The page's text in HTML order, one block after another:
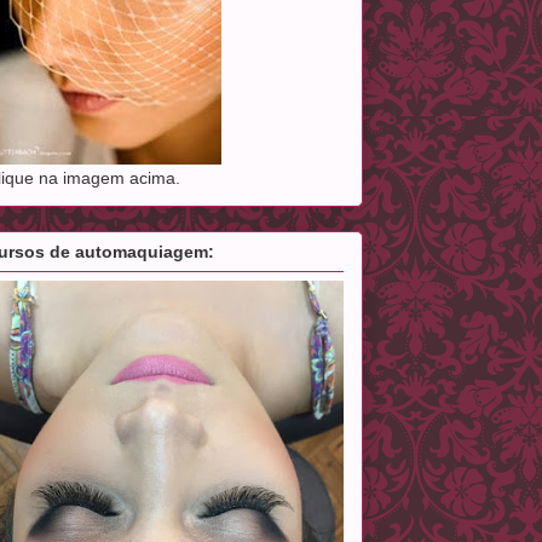
na imagem acima.
de automaquiagem: